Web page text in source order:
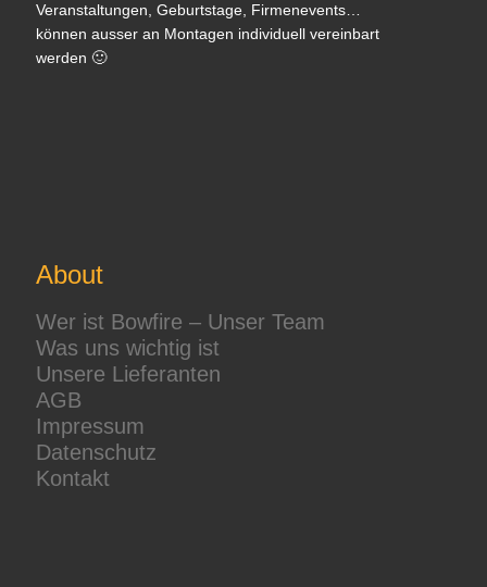
Veranstaltungen, Geburtstage, Firmenevents…
können ausser an Montagen individuell vereinbart
werden 🙂
About
Wer ist Bowfire – Unser Team
Was uns wichtig ist
Unsere Lieferanten
AGB
Impressum
Datenschutz
Kontakt